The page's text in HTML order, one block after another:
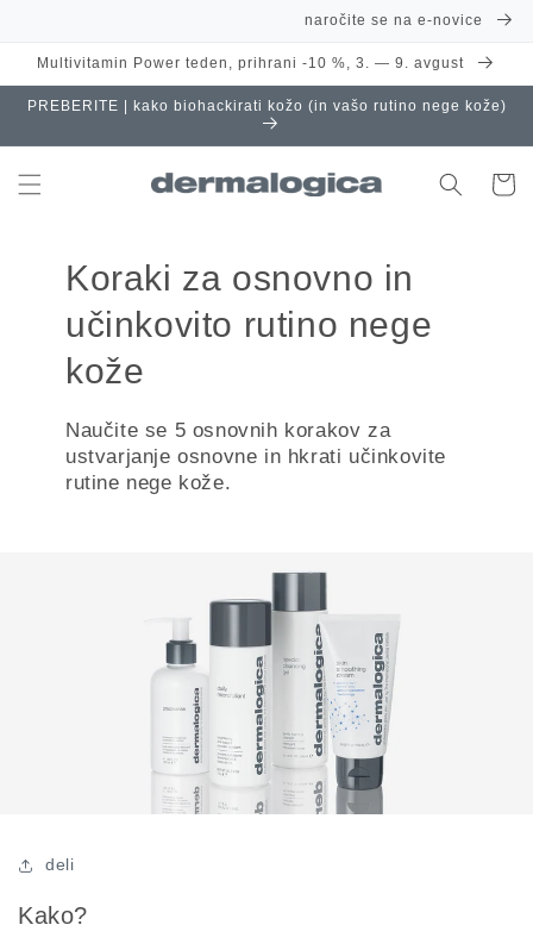
naročite se na e-novice
Multivitamin Power teden, prihrani -10 %, 3. — 9. avgust
PREBERITE | kako biohackirati kožo (in vašo rutino nege kože)
Koraki za osnovno in
učinkovito rutino nege
kože
Naučite se 5 osnovnih korakov za
ustvarjanje osnovne in hkrati učinkovite
rutine nege kože.
deli
Kako?